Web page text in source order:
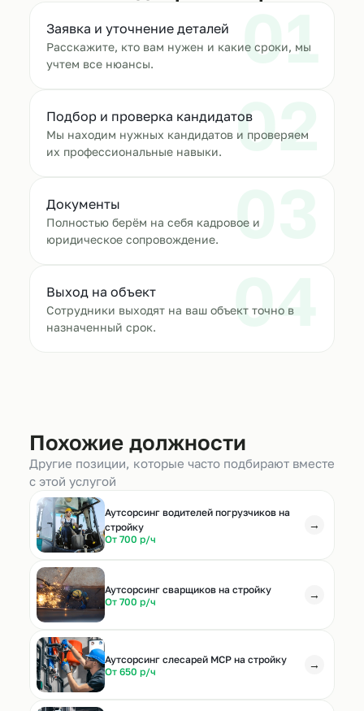
01
Заявка и уточнение деталей
Расскажите, кто вам нужен и какие сроки, мы
учтем все нюансы.
02
Подбор и проверка кандидатов
Мы находим нужных кандидатов и проверяем
их профессиональные навыки.
03
Документы
Полностью берём на себя кадровое и
юридическое сопровождение.
04
Выход на объект
Сотрудники выходят на ваш объект точно в
назначенный срок.
Похожие должности
Другие позиции, которые часто подбирают вместе
с этой услугой
Аутсорсинг водителей погрузчиков на
стройку
От 700 р/ч
→
Аутсорсинг сварщиков на стройку
От 700 р/ч
→
Аутсорсинг слесарей МСР на стройку
От 650 р/ч
→